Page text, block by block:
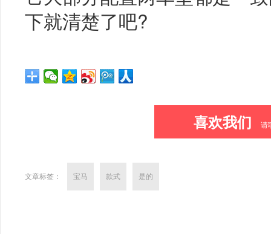
下就清楚了吧?
喜欢我们 请
文章标签： 宝马 款式 是的